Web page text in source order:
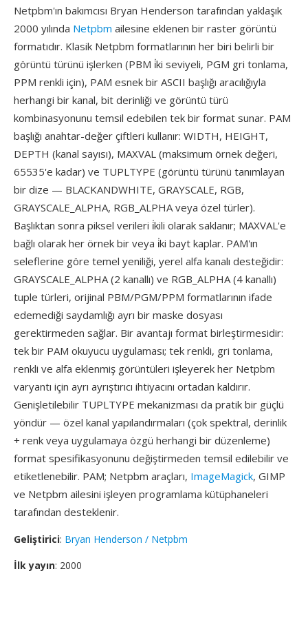
Netpbm'ın bakımcısı Bryan Henderson tarafından yaklaşık
2000 yılında Netpbm ailesine eklenen bir raster görüntü
formatıdır. Klasik Netpbm formatlarının her biri belirli bir
görüntü türünü işlerken (PBM i̇ki seviyeli, PGM gri tonlama,
PPM renkli için), PAM esnek bir ASCII başlığı aracılığıyla
herhangi bir kanal, bit derinliği ve görüntü türü
kombinasyonunu temsil edebilen tek bir format sunar. PAM
başlığı anahtar-değer çiftleri kullanır: WIDTH, HEIGHT,
DEPTH (kanal sayısı), MAXVAL (maksimum örnek değeri,
65535'e kadar) ve TUPLTYPE (görüntü türünü tanımlayan
bir dize — BLACKANDWHITE, GRAYSCALE, RGB,
GRAYSCALE_ALPHA, RGB_ALPHA veya özel türler).
Başlıktan sonra piksel verileri i̇kili olarak saklanır; MAXVAL'e
bağlı olarak her örnek bir veya i̇ki bayt kaplar. PAM'ın
seleflerine göre temel yeniliği, yerel alfa kanalı desteğidir:
GRAYSCALE_ALPHA (2 kanallı) ve RGB_ALPHA (4 kanallı)
tuple türleri, orijinal PBM/PGM/PPM formatlarının ifade
edemediği saydamlığı ayrı bir maske dosyası
gerektirmeden sağlar. Bir avantajı format birleştirmesidir:
tek bir PAM okuyucu uygulaması; tek renkli, gri tonlama,
renkli ve alfa eklenmiş görüntüleri işleyerek her Netpbm
varyantı için ayrı ayrıştırıcı ihtiyacını ortadan kaldırır.
Genişletilebilir TUPLTYPE mekanizması da pratik bir güçlü
yöndür — özel kanal yapılandırmaları (çok spektral, derinlik
+ renk veya uygulamaya özgü herhangi bir düzenleme)
format spesifikasyonunu değiştirmeden temsil edilebilir ve
etiketlenebilir. PAM; Netpbm araçları, ImageMagick, GIMP
ve Netpbm ailesini işleyen programlama kütüphaneleri
tarafından desteklenir.
Geliştirici: Bryan Henderson / Netpbm
İlk yayın: 2000